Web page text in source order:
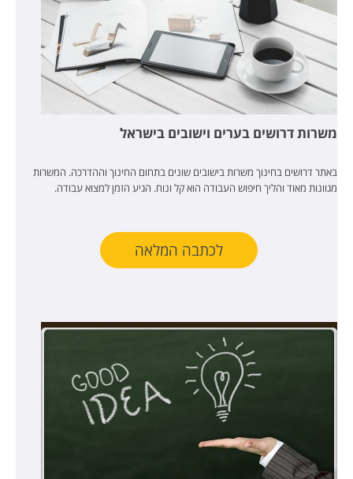
משרות דרושים בערים וישובים בישראל
באתר דרושים בחינוך משרות בישובים שונים בתחום החינוך וההדרכה. המשרות
מגוונות מאוד והליך חיפוש העבודה הוא קל ונוח. הגיע הזמן למצוא עבודה.
לכתבה המלאה